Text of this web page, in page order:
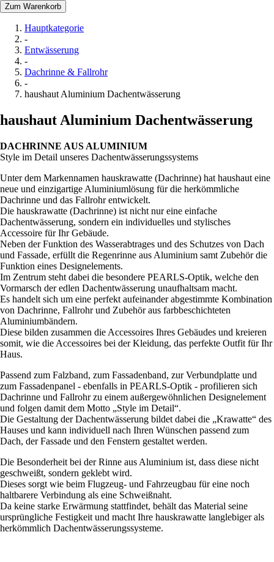
Zum Warenkorb
Hauptkategorie
-
Entwässerung
-
Dachrinne & Fallrohr
-
haushaut Aluminium Dachentwässerung
haushaut Aluminium Dachentwässerung
DACHRINNE AUS ALUMINIUM
Style im Detail unseres Dachentwässerungssystems
Unter dem Markennamen hauskrawatte (Dachrinne) hat haushaut eine
neue und einzigartige Aluminiumlösung für die herkömmliche
Dachrinne und das Fallrohr entwickelt.
Die hauskrawatte (Dachrinne) ist nicht nur eine einfache
Dachentwässerung, sondern ein individuelles und stylisches
Accessoire für Ihr Gebäude.
Neben der Funktion des Wasserabtrages und des Schutzes von Dach
und Fassade, erfüllt die Regenrinne aus Aluminium samt Zubehör die
Funktion eines Designelements.
Im Zentrum steht dabei die besondere PEARLS-Optik, welche den
Vormarsch der edlen Dachentwässerung unaufhaltsam macht.
Es handelt sich um eine perfekt aufeinander abgestimmte Kombination
von Dachrinne, Fallrohr und Zubehör aus farbbeschichteten
Aluminiumbändern.
Diese bilden zusammen die Accessoires Ihres Gebäudes und kreieren
somit, wie die Accessoires bei der Kleidung, das perfekte Outfit für Ihr
Haus.
Passend zum Falzband, zum Fassadenband, zur Verbundplatte und
zum Fassadenpanel - ebenfalls in PEARLS-Optik - profilieren sich
Dachrinne und Fallrohr zu einem außergewöhnlichen Designelement
und folgen damit dem Motto „Style im Detail“.
Die Gestaltung der Dachentwässerung bildet dabei die „Krawatte“ des
Hauses und kann individuell nach Ihren Wünschen passend zum
Dach, der Fassade und den Fenstern gestaltet werden.
Die Besonderheit bei der Rinne aus Aluminium ist, dass diese nicht
geschweißt, sondern geklebt wird.
Dieses sorgt wie beim Flugzeug- und Fahrzeugbau für eine noch
haltbarere Verbindung als eine Schweißnaht.
Da keine starke Erwärmung stattfindet, behält das Material seine
ursprüngliche Festigkeit und macht Ihre hauskrawatte langlebiger als
herkömmlich Dachentwässerungssysteme.